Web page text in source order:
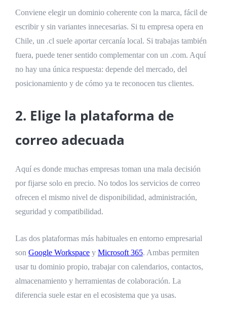
Conviene elegir un dominio coherente con la marca, fácil de
escribir y sin variantes innecesarias. Si tu empresa opera en
Chile, un .cl suele aportar cercanía local. Si trabajas también
fuera, puede tener sentido complementar con un .com. Aquí
no hay una única respuesta: depende del mercado, del
posicionamiento y de cómo ya te reconocen tus clientes.
2. Elige la plataforma de
correo adecuada
Aquí es donde muchas empresas toman una mala decisión
por fijarse solo en precio. No todos los servicios de correo
ofrecen el mismo nivel de disponibilidad, administración,
seguridad y compatibilidad.
Las dos plataformas más habituales en entorno empresarial
son Google Workspace y Microsoft 365. Ambas permiten
usar tu dominio propio, trabajar con calendarios, contactos,
almacenamiento y herramientas de colaboración. La
diferencia suele estar en el ecosistema que ya usas.